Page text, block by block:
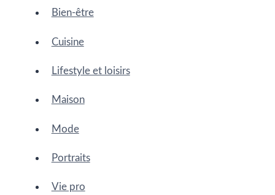
Bien-être
Cuisine
Lifestyle et loisirs
Maison
Mode
Portraits
Vie pro